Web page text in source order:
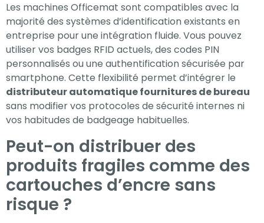
Les machines Officemat sont compatibles avec la
majorité des systèmes d’identification existants en
entreprise pour une intégration fluide. Vous pouvez
utiliser vos badges RFID actuels, des codes PIN
personnalisés ou une authentification sécurisée par
smartphone. Cette flexibilité permet d’intégrer le
distributeur automatique fournitures de bureau
sans modifier vos protocoles de sécurité internes ni
vos habitudes de badgeage habituelles.
Peut-on distribuer des
produits fragiles comme des
cartouches d’encre sans
risque ?